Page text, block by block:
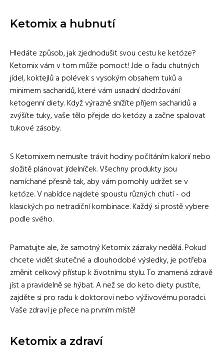
Ketomix a hubnutí
Hledáte způsob, jak zjednodušit svou cestu ke ketóze?
Ketomix vám v tom může pomoct! Jde o řadu chutných
jídel, koktejlů a polévek s vysokým obsahem tuků a
minimem sacharidů, které vám usnadní dodržování
ketogenní diety. Když výrazně snížíte příjem sacharidů a
zvýšíte tuky, vaše tělo přejde do ketózy a začne spalovat
tukové zásoby.
S Ketomixem nemusíte trávit hodiny počítáním kalorií nebo
složitě plánovat jídelníček. Všechny produkty jsou
namíchané přesně tak, aby vám pomohly udržet se v
ketóze. V nabídce najdete spoustu různých chutí - od
klasických po netradiční kombinace. Každý si prostě vybere
podle svého.
Pamatujte ale, že samotný Ketomix zázraky nedělá. Pokud
chcete vidět skutečné a dlouhodobé výsledky, je potřeba
změnit celkový přístup k životnímu stylu. To znamená zdravě
jíst a pravidelně se hýbat. A než se do keto diety pustíte,
zajděte si pro radu k doktorovi nebo výživovému poradci.
Vaše zdraví je přece na prvním místě!
Ketomix a zdraví